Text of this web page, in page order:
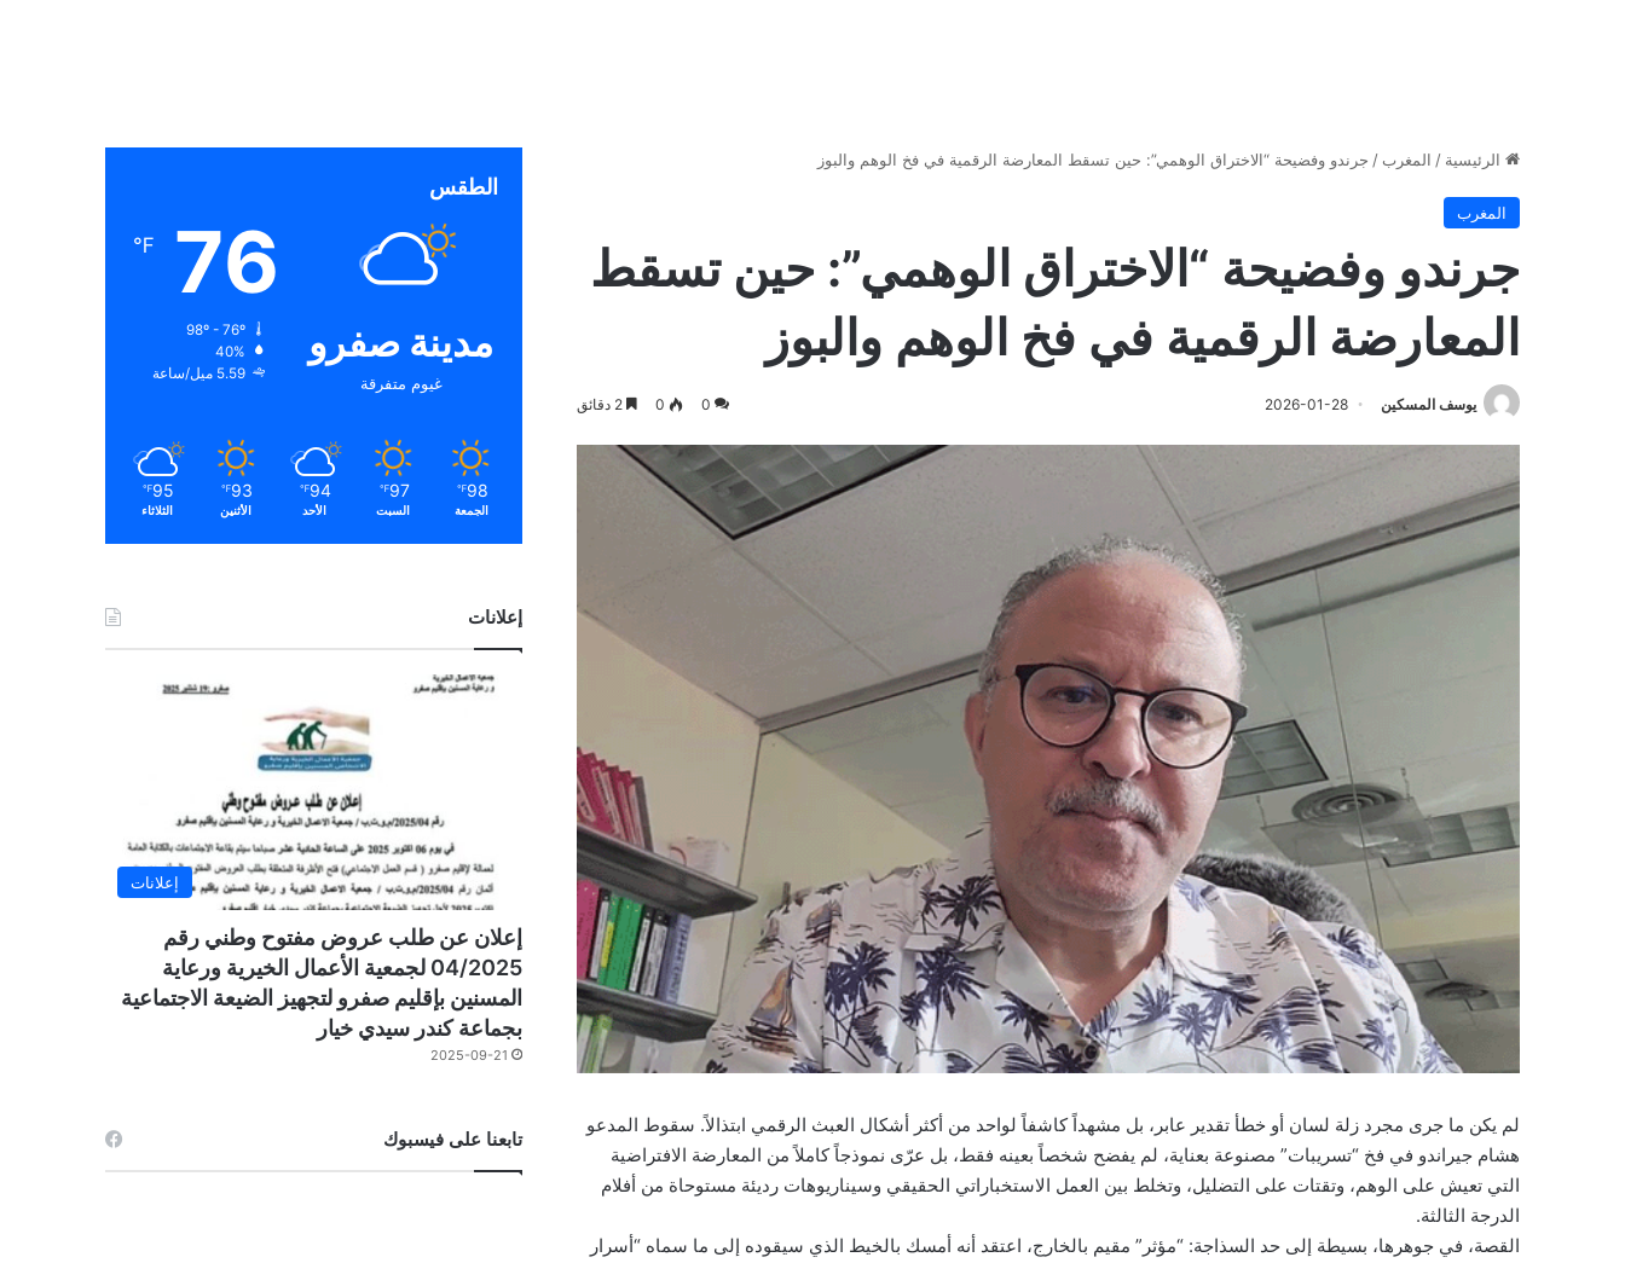
الرئيسية / المغرب / جرندو وفضيحة “الاختراق الوهمي”: حين تسقط المعارضة الرقمية في فخ الوهم والبوز
المغرب
جرندو وفضيحة “الاختراق الوهمي”: حين تسقط
المعارضة الرقمية في فخ الوهم والبوز
يوسف المسكين 2026-01-28
0
0
لم يكن ما جرى مجرد زلة لسان أو خطأ تقدير عابر، بل مشهداً كاشفاً لواحد من أكثر أشكال العبث الرقمي ابتذالاً. سقوط المدعو
هشام جيراندو في فخ “تسريبات” مصنوعة بعناية، لم يفضح شخصاً بعينه فقط، بل عرّى نموذجاً كاملاً من المعارضة الافتراضية
التي تعيش على الوهم، وتقتات على التضليل، وتخلط بين العمل الاستخباراتي الحقيقي وسيناريوهات رديئة مستوحاة من أفلام
الدرجة الثالثة.
القصة، في جوهرها، بسيطة إلى حد السذاجة: “مؤثر” مقيم بالخارج، اعتقد أنه أمسك بالخيط الذي سيقوده إلى ما سماه “أسرار
الطقس
مدينة صفرو
غيوم متفرقة
76
℉
40%
5.59 ميل/ساعة
98
℉
الجمعة
97
℉
السبت
94
℉
الأحد
93
℉
الأثنين
95
℉
الثلاثاء
إعلانات
إعلانات
إعلان عن طلب عروض مفتوح وطني رقم
04/2025 لجمعية الأعمال الخيرية ورعاية
المسنين بإقليم صفرو لتجهيز الضيعة الاجتماعية
بجماعة كندر سيدي خيار
2025-09-21
تابعنا على فيسبوك